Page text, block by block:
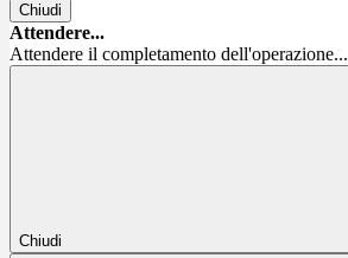
Chiudi
Attendere...
Attendere il completamento dell'operazione...
Chiudi